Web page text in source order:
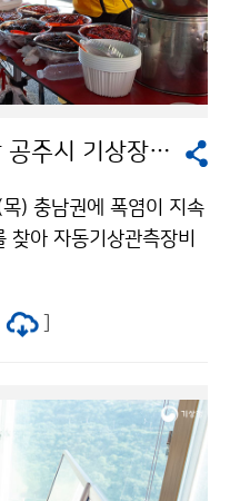
이정환 기상청 차장, 충남 공주시 기상장비 점검 및 폭염 피해 예방 활동 실시
) 충남권에 폭염이 지속
찾아 자동기상관측장비